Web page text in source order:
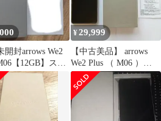
開封arrows We2
【12GB】スレ
レイ
¥29,999
【中古美品】 arrows
We2 Plus （ M06 ）
8GB 256GB